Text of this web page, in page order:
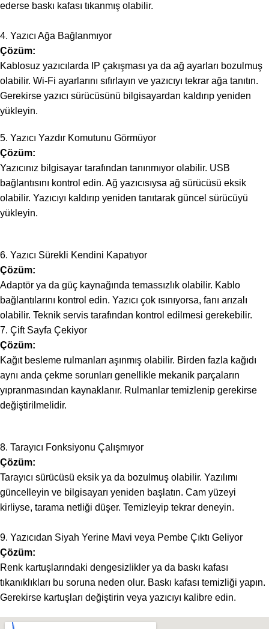
ederse baskı kafası tıkanmış olabilir.
4. Yazıcı Ağa Bağlanmıyor
Çözüm:
Kablosuz yazıcılarda IP çakışması ya da ağ ayarları bozulmuş
olabilir. Wi-Fi ayarlarını sıfırlayın ve yazıcıyı tekrar ağa tanıtın.
Gerekirse yazıcı sürücüsünü bilgisayardan kaldırıp yeniden
yükleyin.
5. Yazıcı Yazdır Komutunu Görmüyor
Çözüm:
Yazıcınız bilgisayar tarafından tanınmıyor olabilir. USB
bağlantısını kontrol edin. Ağ yazıcısıysa ağ sürücüsü eksik
olabilir. Yazıcıyı kaldırıp yeniden tanıtarak güncel sürücüyü
yükleyin.
6. Yazıcı Sürekli Kendini Kapatıyor
Çözüm:
Adaptör ya da güç kaynağında temassızlık olabilir. Kablo
bağlantılarını kontrol edin. Yazıcı çok ısınıyorsa, fanı arızalı
olabilir. Teknik servis tarafından kontrol edilmesi gerekebilir.
7. Çift Sayfa Çekiyor
Çözüm:
Kağıt besleme rulmanları aşınmış olabilir. Birden fazla kağıdı
aynı anda çekme sorunları genellikle mekanik parçaların
yıpranmasından kaynaklanır. Rulmanlar temizlenip gerekirse
değiştirilmelidir.
8. Tarayıcı Fonksiyonu Çalışmıyor
Çözüm:
Tarayıcı sürücüsü eksik ya da bozulmuş olabilir. Yazılımı
güncelleyin ve bilgisayarı yeniden başlatın. Cam yüzeyi
kirliyse, tarama netliği düşer. Temizleyip tekrar deneyin.
9. Yazıcıdan Siyah Yerine Mavi veya Pembe Çıktı Geliyor
Çözüm:
Renk kartuşlarındaki dengesizlikler ya da baskı kafası
tıkanıklıkları bu soruna neden olur. Baskı kafası temizliği yapın.
Gerekirse kartuşları değiştirin veya yazıcıyı kalibre edin.